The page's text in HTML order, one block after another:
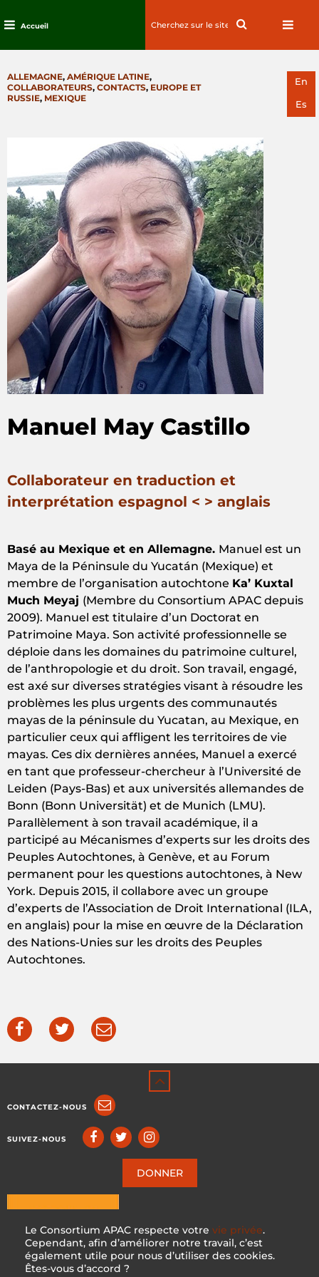
Le Consortium APAC respecte votre vie privée.
Cependant, afin d’améliorer notre travail, c’est
également utile pour nous d’utiliser des cookies.
Êtes-vous d’accord ?
contenu
Accueil
Search
En
Es
CATEGORIES
ALLEMAGNE, AMÉRIQUE LATINE,
COLLABORATEURS, CONTACTS, EUROPE ET
RUSSIE, MEXIQUE
Manuel May Castillo
Collaborateur en traduction et
interprétation espagnol < > anglais
Basé au Mexique et en Allemagne. Manuel est un
Maya de la Péninsule du Yucatán (Mexique) et
membre de l’organisation autochtone Ka’ Kuxtal
Much Meyaj (Membre du Consortium APAC depuis
2009). Manuel est titulaire d’un Doctorat en
Patrimoine Maya. Son activité professionnelle se
déploie dans les domaines du patrimoine culturel,
de l’anthropologie et du droit. Son travail, engagé,
est axé sur diverses stratégies visant à résoudre les
problèmes les plus urgents des communautés
mayas de la péninsule du Yucatan, au Mexique, en
particulier ceux qui affligent les territoires de vie
mayas. Ces dix dernières années, Manuel a exercé
en tant que professeur-chercheur à l’Université de
Leiden (Pays-Bas) et aux universités allemandes de
Bonn (Bonn Universität) et de Munich (LMU).
Parallèlement à son travail académique, il a
participé au Mécanismes d’experts sur les droits des
Peuples Autochtones, à Genève, et au Forum
permanent pour les questions autochtones, à New
York. Depuis 2015, il collabore avec un groupe
d’experts de l’Association de Droit International (ILA,
en anglais) pour la mise en œuvre de la Déclaration
des Nations-Unies sur les droits des Peuples
Autochtones.
CONTACTEZ-NOUS
SUIVEZ-NOUS
DONNER